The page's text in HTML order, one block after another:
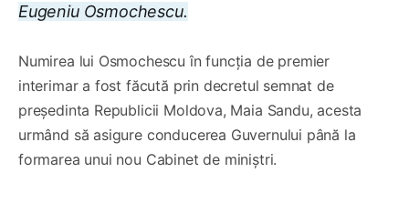
Eugeniu Osmochescu.
Numirea lui Osmochescu în funcția de premier
interimar a fost făcută prin decretul semnat de
președinta Republicii Moldova, Maia Sandu, acesta
urmând să asigure conducerea Guvernului până la
formarea unui nou Cabinet de miniștri.